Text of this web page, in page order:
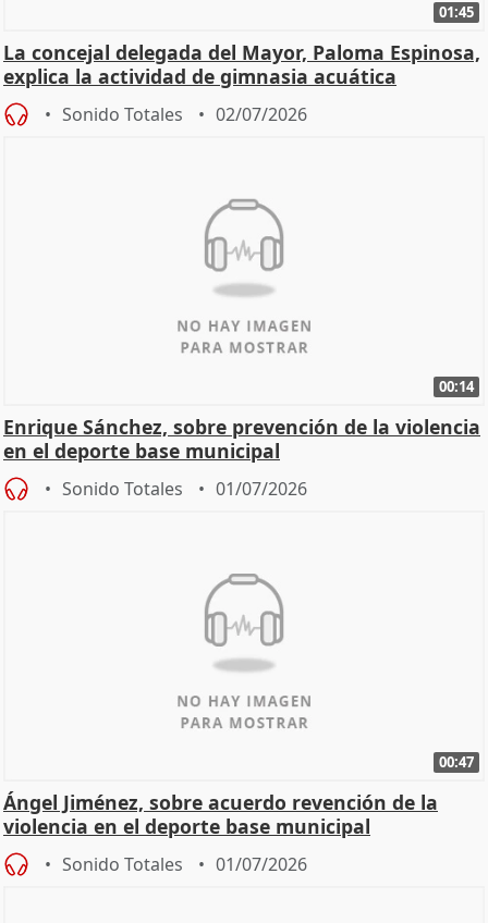
01:45
La concejal delegada del Mayor, Paloma Espinosa,
explica la actividad de gimnasia acuática
Sonido Totales 02/07/2026
00:14
Enrique Sánchez, sobre prevención de la violencia
en el deporte base municipal
Sonido Totales 01/07/2026
00:47
Ángel Jiménez, sobre acuerdo revención de la
violencia en el deporte base municipal
Sonido Totales 01/07/2026